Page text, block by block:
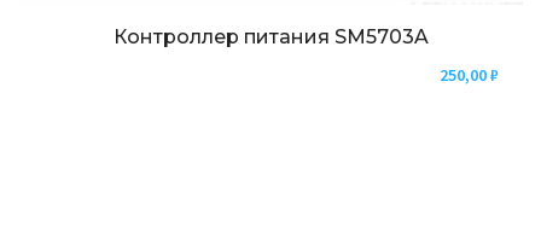
Контроллер питания SM5703A
250,00₽